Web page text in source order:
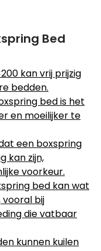
Bed
kan vrij prijzig
bedden.
bed is het
en moeilijker te
een boxspring
kan zijn,
voorkeur.
bed kan wat
bij
die vatbaar
kunnen kuilen